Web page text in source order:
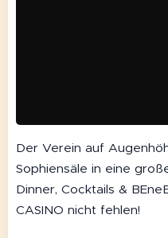
Der Verein auf
Sophiensäle in eine
Dinner, Cocktails &
CASINO nicht fehlen!